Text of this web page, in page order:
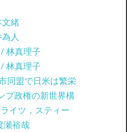
緒
人
林真理子
林真理子
同盟で日米は繁栄
プ政権の新世界構
イツ，スティー
瀬裕哉